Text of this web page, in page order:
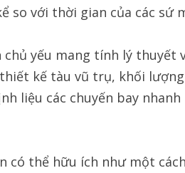
so với thời gian của các sứ
chủ yếu mang tính lý
kế tàu vũ trụ, khối
liệu các chuyến bay
có thể hữu ích như một